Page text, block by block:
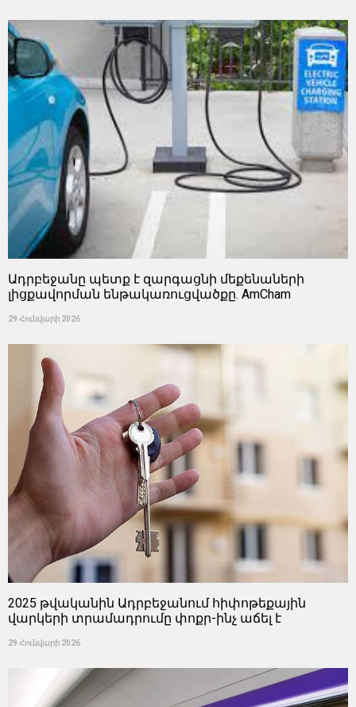
Ադրբեջանը պետք է զարգացնի մեքենաների
լիցքավորման ենթակառուցվածքը. AmCham
29 Հունվարի 2026
2025 թվականին Ադրբեջանում հիփոթեքային
վարկերի տրամադրումը փոքր-ինչ աճել է
29 Հունվարի 2026